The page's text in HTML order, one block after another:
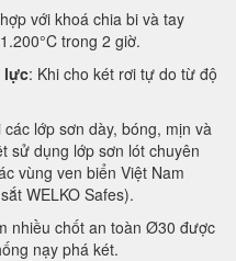
với khoá chia bi và tay
trong 2 giờ.
lực: Khi cho két rơi tự do từ độ
lớp sơn dày, bóng, mịn và
sử dụng lớp sơn lót chuyên
vùng ven biển Việt Nam
WELKO Safes).
nhiều chốt an toàn Ø30 được
nạy phá két.